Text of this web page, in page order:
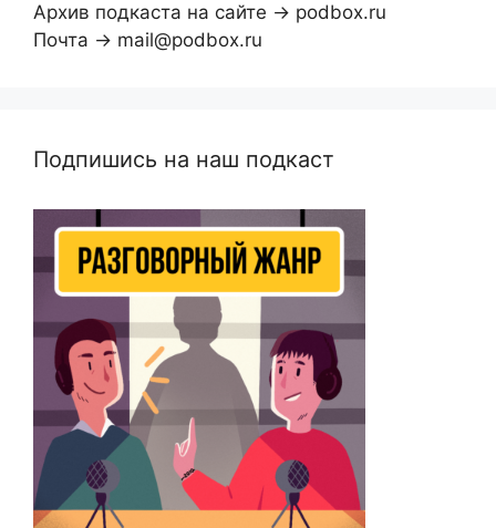
Архив подкаста на сайте → podbox.ru
Почта → mail@podbox.ru
Подпишись на наш подкаст